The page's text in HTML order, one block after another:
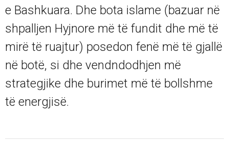
e Bashkuara. Dhe bota islame (bazuar në
shpalljen Hyjnore më të fundit dhe më të
mirë të ruajtur) posedon fenë më të gjallë
në botë, si dhe vendndodhjen më
strategjike dhe burimet më të bollshme
të energjisë.